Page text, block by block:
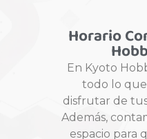
Horario
En Kyoto
todo lo que
disfrutar de
Además,
espacio para